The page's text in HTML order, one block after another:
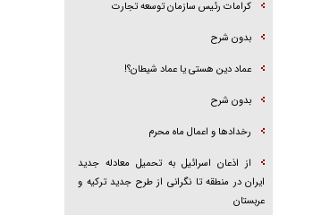
کرامات رئیس سازمان توسعه تجارت
بدون شرح
عماد دین هستی یا عماد شیطان؟!
بدون شرح
رخداد‌ها و اعمال ماه محرم
از اذعان اسرائیل به تحمیل معادله جدید
ایران در منطقه تا نگرانی از طرح جدید ترکیه و
عربستان